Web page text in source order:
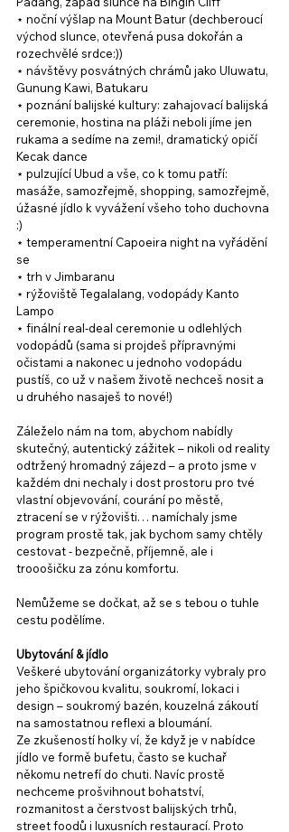
⋆ noční výšlap na Mount Batur (dechberoucí
východ slunce, otevřená pusa dokořán a
rozechvělé srdce:))
⋆ návštěvy posvátných chrámů jako Uluwatu,
Gunung Kawi, Batukaru
⋆ poznání balijské kultury: zahajovací balijská
ceremonie, hostina na pláži neboli jíme jen
rukama a sedíme na zemi!, dramatický opičí
Kecak dance
⋆ pulzující Ubud a vše, co k tomu patří:
masáže, samozřejmě, shopping, samozřejmě,
úžasné jídlo k vyvážení všeho toho duchovna
:)
⋆ temperamentní Capoeira night na vyřádění
se
⋆ trh v Jimbaranu
⋆ rýžoviště Tegalalang, vodopády Kanto
Lampo
⋆ finální real-deal ceremonie u odlehlých
vodopádů (sama si projdeš přípravnými
očistami a nakonec u jednoho vodopádu
pustíš, co už v našem životě nechceš nosit a
u druhého nasaješ to nové!)
Záleželo nám na tom, abychom nabídly
skutečný, autentický zážitek – nikoli od reality
odtržený hromadný zájezd – a proto jsme v
každém dni nechaly i dost prostoru pro tvé
vlastní objevování, courání po městě,
ztracení se v rýžovišti… namíchaly jsme
program prostě tak, jak bychom samy chtěly
cestovat - bezpečně, příjemně, ale i
trooošičku za zónu komfortu.
Nemůžeme se dočkat, až se s tebou o tuhle
cestu podělíme.
Ubytování & jídlo
Veškeré ubytování organizátorky vybraly pro
jeho špičkovou kvalitu, soukromí, lokaci i
design – soukromý bazén, kouzelná zákoutí
na samostatnou reflexi a bloumání.
Ze zkušeností holky ví, že když je v nabídce
jídlo ve formě bufetu, často se kuchař
někomu netrefí do chuti. Navíc prostě
nechceme prošvihnout bohatství,
rozmanitost a čerstvost balijských trhů,
street foodů i luxusních restaurací. Proto